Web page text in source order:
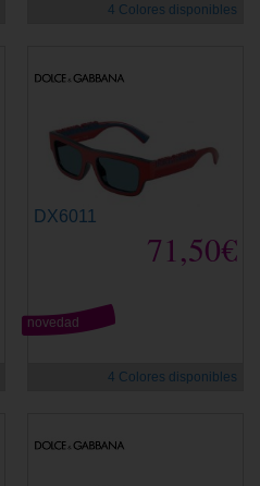
4 Colores disponibles
DX6011
71,50€
novedad
4 Colores disponibles